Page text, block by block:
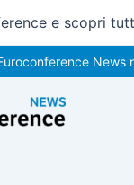
e scopri
News